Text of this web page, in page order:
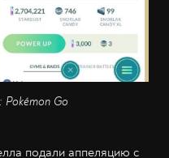
Pokémon Go
подали аппеляцию с